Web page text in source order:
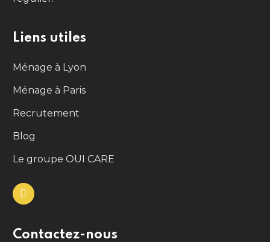
Liens utiles
Ménage à Lyon
Ménage à Paris
Recrutement
Blog
Le groupe OUI CARE
Contactez-nous